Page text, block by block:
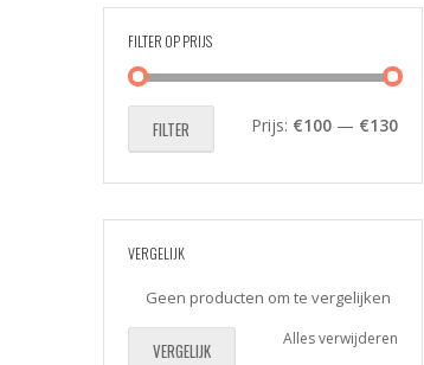
FILTER OP PRIJS
Min.
Max.
FILTER Prijs: €100 — €130
VERGELIJK
Geen producten om te vergelijken
Alles verwijderen
VERGELIJK